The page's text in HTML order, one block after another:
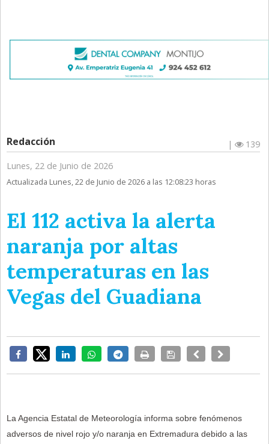
Redacción |
139
Lunes, 22 de Junio de 2026
Actualizada Lunes, 22 de Junio de 2026 a las 12:08:23 horas
El 112 activa la alerta
naranja por altas
temperaturas en las
Vegas del Guadiana
La Agencia Estatal de Meteorología informa sobre fenómenos
adversos de nivel rojo y/o naranja en Extremadura debido a las